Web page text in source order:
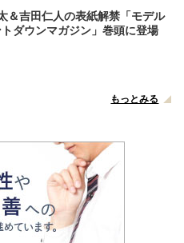
＆吉田仁人の表紙解禁「モデル
ダウンマガジン」巻頭に登場
もっとみる